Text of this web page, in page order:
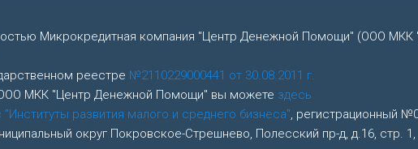
Микрокредитная компания "Центр Денежной Помощи" (ООО
реестре №2110229000441 от 30.08.2011 г.
МКК "Центр Денежной Помощи" вы можете здесь
развития малого и среднего бизнеса", регистрационный
округ Покровское-Стрешнево, Полесский пр-д, д.16, стр.